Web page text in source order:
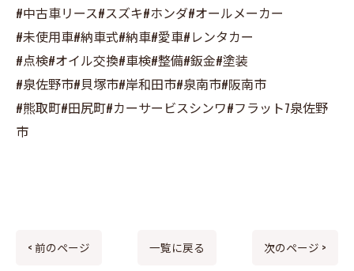
#中古車リース#スズキ#ホンダ#オールメーカー
#未使用車#納車式#納車#愛車#レンタカー
#点検#オイル交換#車検#整備#鈑金#塗装
#泉佐野市#貝塚市#岸和田市#泉南市#阪南市
#熊取町#田尻町#カーサービスシンワ#フラット7泉佐野
市
< 前のページ 一覧に戻る 次のページ >